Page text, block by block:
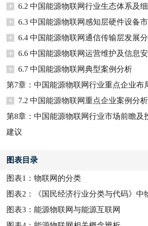
+
6.2 中国能源物联网行业生态体系及
+
6.3 中国能源物联网感知层硬件设备
+
6.4 中国能源物联网通信传输层发展
+
6.6 中国能源物联网运营维护及信息
+
6.7 中国能源物联网典型案例分析
第7章：中国能源物联网行业重点企业布
+
7.2 中国能源物联网重点企业案例分析
第8章：中国能源物联网行业市场前瞻及
建议
图表目录
图表1：物联网的分类
图表2：
《国民经济行业分类与代码》中
图表3：能源物联网与能源互联网